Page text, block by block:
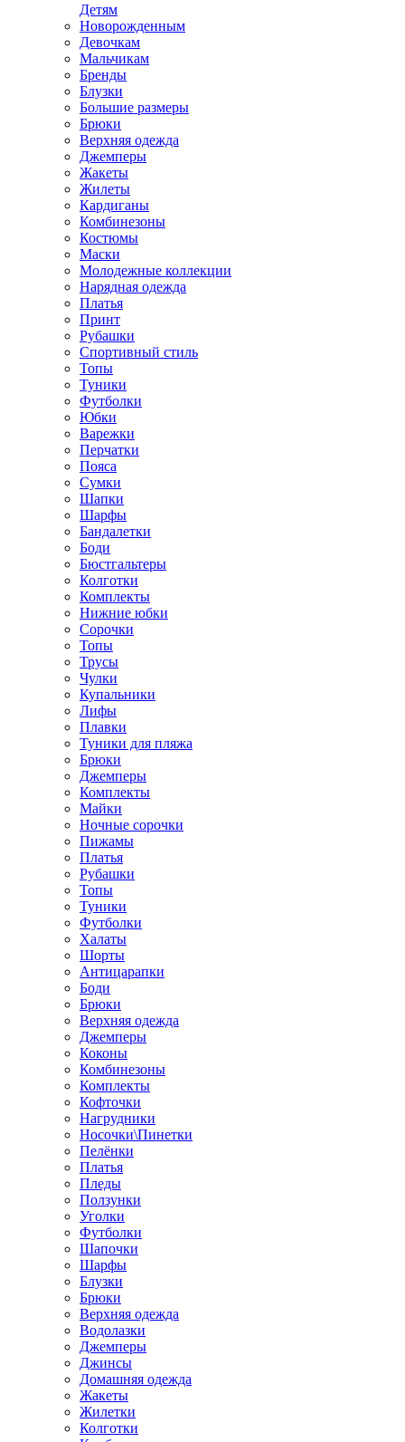
Детям
Новорожденным
Девочкам
Мальчикам
Бренды
Блузки
Большие размеры
Брюки
Верхняя одежда
Джемперы
Жакеты
Жилеты
Кардиганы
Комбинезоны
Костюмы
Маски
Молодежные коллекции
Нарядная одежда
Платья
Принт
Рубашки
Спортивный стиль
Топы
Туники
Футболки
Юбки
Варежки
Перчатки
Пояса
Сумки
Шапки
Шарфы
Бандалетки
Боди
Бюстгальтеры
Колготки
Комплекты
Нижние юбки
Сорочки
Топы
Трусы
Чулки
Купальники
Лифы
Плавки
Туники для пляжа
Брюки
Джемперы
Комплекты
Майки
Ночные сорочки
Пижамы
Платья
Рубашки
Топы
Туники
Футболки
Халаты
Шорты
Антицарапки
Боди
Брюки
Верхняя одежда
Джемперы
Коконы
Комбинезоны
Комплекты
Кофточки
Нагрудники
Носочки\Пинетки
Пелёнки
Платья
Пледы
Ползунки
Уголки
Футболки
Шапочки
Шарфы
Блузки
Брюки
Верхняя одежда
Водолазки
Джемперы
Джинсы
Домашняя одежда
Жакеты
Жилетки
Колготки